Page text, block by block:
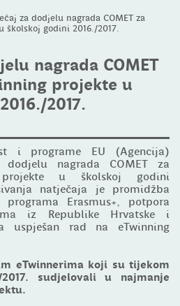
za dodjelu nagrada COMET za
godini 2016./2017.
nagrada COMET
projekte u
2017.
i programe EU (Agencija)
nagrada COMET za
u školskoj godini
natječaja je promidžba
Erasmus+, potpora
iz Republike Hrvatske i
uspješan rad na eTwinning
eTwinnerima koji su tijekom
sudjelovali u najmanje